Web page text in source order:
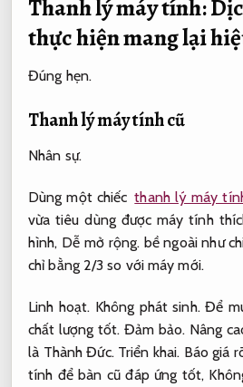
Thanh lý máy tính:
thực hiện mang lại
Đúng hẹn.
Thanh lý máy tính cũ
Nhân sự.
Dùng một chiếc thanh lý máy
vừa tiêu dùng được máy tính
hình, Dễ mở rộng. bề ngoài như
chỉ bằng 2/3 so với máy mới.
Linh hoạt. Không phát sinh. Để
chất lượng tốt. Đảm bảo. Nâng
là Thành Đức. Triển khai. Báo giá
tính để bàn cũ đáp ứng tốt,